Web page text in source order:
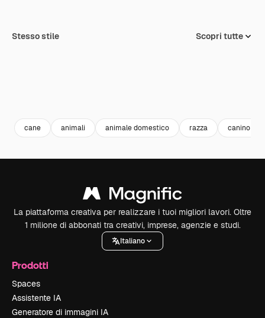
Stesso stile Scopri tutte
cane animali animale domestico razza canino
La piattaforma creativa per realizzare i tuoi migliori lavori. Oltre
1 milione di abbonati tra creativi, imprese, agenzie e studi.
Italiano
Prodotti
Spaces
Assistente IA
Generatore di immagini IA